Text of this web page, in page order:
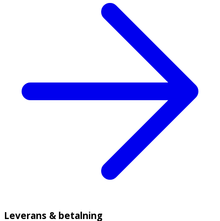
Leverans & betalning